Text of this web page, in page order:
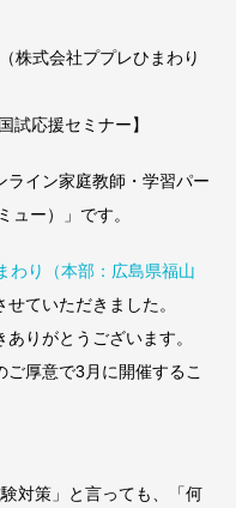
株式会社ププレひまわり
試応援セミナー】
ライン家庭教師・学習パー
ュー）」です。
わり（本部：広島県福山
ていただきました。
りがとうございます。
厚意で3月に開催するこ
対策」と言っても、「何